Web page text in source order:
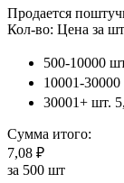
Продается
Кол-во: Цена за
500-10000
10001-30000
30001+ шт.
Сумма итого:
7,08 ₽
за 500 шт